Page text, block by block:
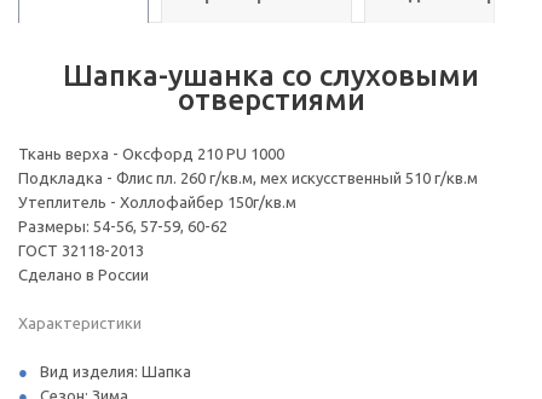
Шапка-ушанка со слуховыми
отверстиями
Ткань верха - Оксфорд 210 PU 1000
Подкладка - Флис пл. 260 г/кв.м, мех искусственный 510 г/кв.м
Утеплитель - Холлофайбер 150г/кв.м
Размеры: 54-56, 57-59, 60-62
ГОСТ 32118-2013
Сделано в России
Характеристики
Вид изделия: Шапка
Сезон: Зима